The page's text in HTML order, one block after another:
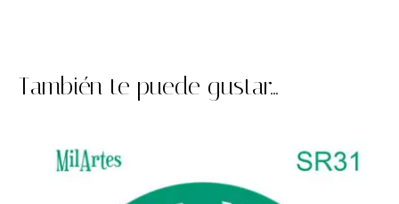
También te puede gustar...